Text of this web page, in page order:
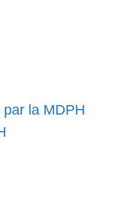
la MDPH